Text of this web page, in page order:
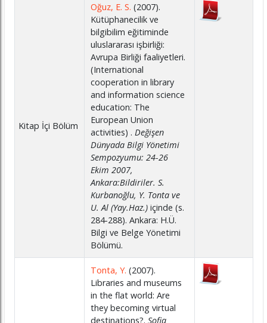
Kitap İçi Bölüm
Oğuz, E. S. (2007).
Kütüphanecilik ve
bilgibilim eğitiminde
uluslararası işbirliği:
Avrupa Birliği faaliyetleri.
(International
cooperation in library
and information science
education: The
European Union
activities) . Değişen
Dünyada Bilgi Yönetimi
Sempozyumu: 24-26
Ekim 2007,
Ankara:Bildiriler. S.
Kurbanoğlu, Y. Tonta ve
U. Al (Yay.Haz.) içinde (s.
284-288). Ankara: H.Ü.
Bilgi ve Belge Yönetimi
Bölümü.
Tonta, Y. (2007).
Libraries and museums
in the flat world: Are
they becoming virtual
destinations?. Sofia